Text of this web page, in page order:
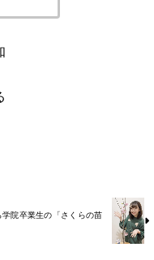
学院卒業生の「さくらの苗